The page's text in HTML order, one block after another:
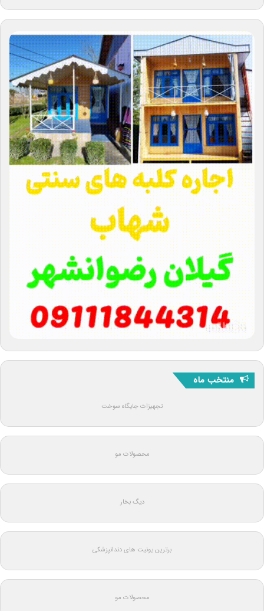
منتخب ماه
تجهیزات جایگاه سوخت
محصولات مو
دیگ بخار
برترین یونیت های دندانپزشکی
محصولات مو